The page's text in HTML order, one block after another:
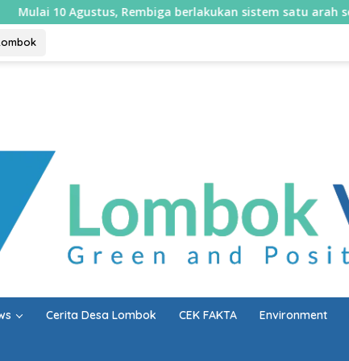
Rembiga berlakukan sistem satu arah selama sepekan
Cerita Desa Lombok CEK FAKTA Environment